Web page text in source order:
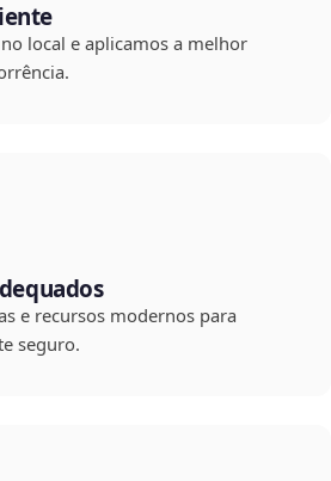
local e aplicamos a melhor
e recursos modernos para
seguro.